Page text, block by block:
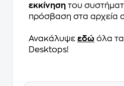
εκκίνηση του
πρόσβαση στα αρχεία
Ανακάλυψε εδώ όλα τα
Desktops!